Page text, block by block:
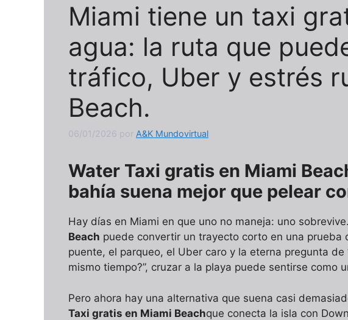
Miami tiene un taxi
agua: la ruta que
tráfico, Uber y estrés
Beach.
06/01/2026 por A&K Mundovirtual
Water Taxi gratis en Miami
bahía suena mejor que pelear
Hay días en Miami en que uno no maneja: uno
Beach puede convertir un trayecto corto en una prueba
puente, el parqueo, el Uber caro y la eterna pregunta de
mismo tiempo?”, cruzar a la playa puede sentirse como
Pero ahora hay una alternativa que suena casi
Taxi gratis en Miami Beachque conecta la isla con